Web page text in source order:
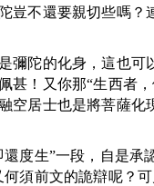
豈不還要親切些嗎？
陀的化身，這也可
甚！又你那“生西者
空居士也是將菩薩化
生”一段，自是承認
須前文的詭辯呢？可